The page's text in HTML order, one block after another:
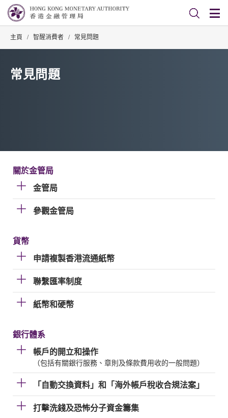
主頁 / 智醒消費者 / 常見問題
常見問題
關於金管局
金管局
參觀金管局
貨幣
申請複製香港流通紙幣
聯繫匯率制度
紙幣和硬幣
銀行體系
帳戶的開立和操作
（包括有關銀行服務、章則及條款費用收的一般問題）
「自動交換資料」和「海外帳戶稅收合規法案」
打擊洗錢及恐怖分子資金籌集